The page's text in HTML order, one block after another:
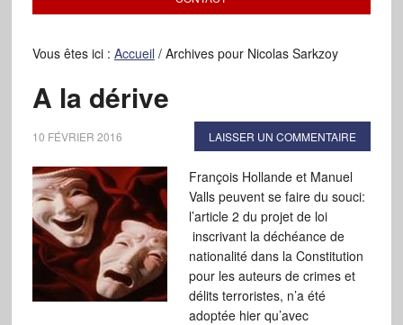
Vous êtes ici : Accueil /Archives pour Nicolas Sarkzoy
A la dérive
10 FÉVRIER 2016 LAISSER UN COMMENTAIRE
François Hollande et Manuel
Valls peuvent se faire du souci:
l’article 2 du projet de loi
inscrivant la déchéance de
nationalité dans la Constitution
pour les auteurs de crimes et
délits terroristes, n’a été
adoptée hier qu’avec